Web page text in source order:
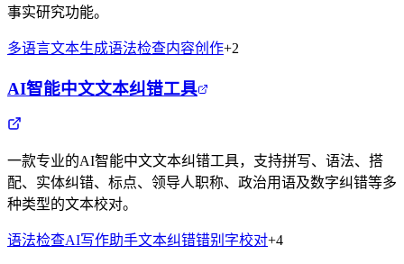
事实研究功能。
多语言文本生成语法检查内容创作+2
AI智能中文文本纠错工具
一款专业的AI智能中文文本纠错工具，支持拼写、语法、搭
配、实体纠错、标点、领导人职称、政治用语及数字纠错等多
种类型的文本校对。
语法检查AI写作助手文本纠错错别字校对+4